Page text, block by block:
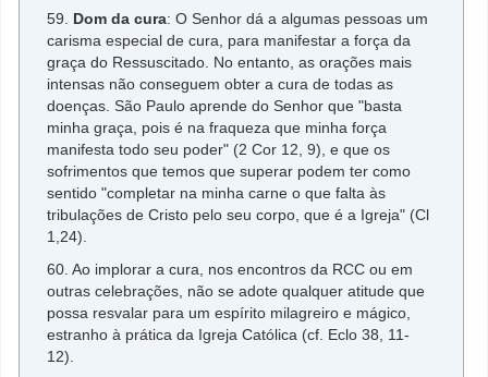
59. Dom da cura: O Senhor dá a algumas pessoas um
carisma especial de cura, para manifestar a força da
graça do Ressuscitado. No entanto, as orações mais
intensas não conseguem obter a cura de todas as
doenças. São Paulo aprende do Senhor que "basta
minha graça, pois é na fraqueza que minha força
manifesta todo seu poder" (2 Cor 12, 9), e que os
sofrimentos que temos que superar podem ter como
sentido "completar na minha carne o que falta às
tribulações de Cristo pelo seu corpo, que é a Igreja" (Cl
1,24).
60. Ao implorar a cura, nos encontros da RCC ou em
outras celebrações, não se adote qualquer atitude que
possa resvalar para um espírito milagreiro e mágico,
estranho à prática da Igreja Católica (cf. Eclo 38, 11-
12).